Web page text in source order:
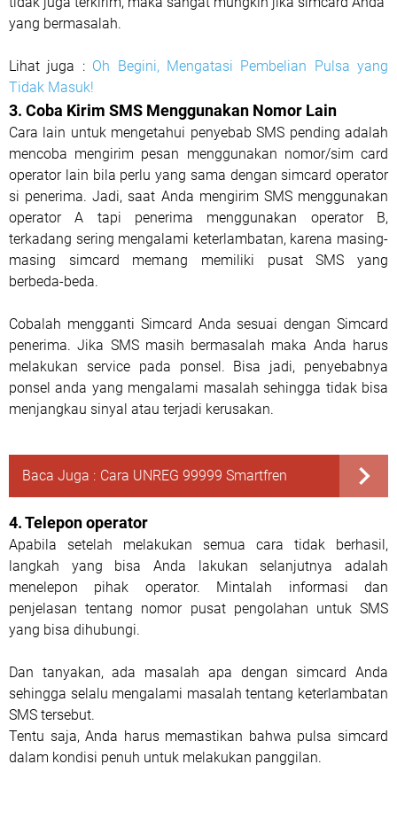
yang bermasalah.
Lihat juga : Oh Begini, Mengatasi Pembelian Pulsa yang
Tidak Masuk!
3. Coba Kirim SMS Menggunakan Nomor Lain
Cara lain untuk mengetahui penyebab SMS pending adalah
mencoba mengirim pesan menggunakan nomor/sim card
operator lain bila perlu yang sama dengan simcard operator
si penerima. Jadi, saat Anda mengirim SMS menggunakan
operator A tapi penerima menggunakan operator B,
terkadang sering mengalami keterlambatan, karena masing-
masing simcard memang memiliki pusat SMS yang
berbeda-beda.
Cobalah mengganti Simcard Anda sesuai dengan Simcard
penerima. Jika SMS masih bermasalah maka Anda harus
melakukan service pada ponsel. Bisa jadi, penyebabnya
ponsel anda yang mengalami masalah sehingga tidak bisa
menjangkau sinyal atau terjadi kerusakan.
Baca Juga : Cara UNREG 99999 Smartfren
4.Telepon operator
Apabila setelah melakukan semua cara tidak berhasil,
langkah yang bisa Anda lakukan selanjutnya adalah
menelepon pihak operator. Mintalah informasi dan
penjelasan tentang nomor pusat pengolahan untuk SMS
yang bisa dihubungi.
Dan tanyakan, ada masalah apa dengan simcard Anda
sehingga selalu mengalami masalah tentang keterlambatan
SMS tersebut.
Tentu saja, Anda harus memastikan bahwa pulsa simcard
dalam kondisi penuh untuk melakukan panggilan.